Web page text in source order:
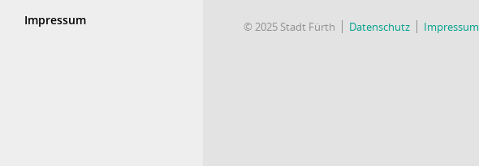
Impressum © 2025 Stadt Fürth Datenschutz Impressum